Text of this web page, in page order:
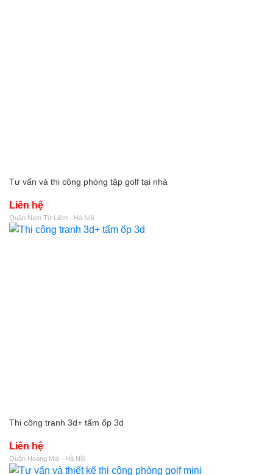
Tư vấn và thi công phòng tập golf tại nhà
Liên hệ
Quận Nam Từ Liêm - Hà Nội
Thi công tranh 3d+ tấm ốp 3d
Liên hệ
Quận Hoàng Mai - Hà Nội